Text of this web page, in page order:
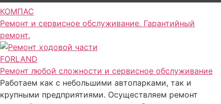
КОМПАС
Ремонт и сервисное обслуживание. Гарантийный
ремонт.
FORLAND
Ремонт любой сложности и сервисное обслуживание
Работаем как с небольшими автопарками, так и
крупными предприятиями. Осуществляем ремонт